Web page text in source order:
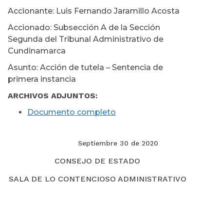
Accionante: Luis Fernando Jaramillo Acosta
Accionado: Subsección A de la Sección
Segunda del Tribunal Administrativo de
Cundinamarca
Asunto: Acción de tutela – Sentencia de
primera instancia
ARCHIVOS ADJUNTOS:
Documento completo
Septiembre 30 de 2020
CONSEJO DE ESTADO
SALA DE LO CONTENCIOSO ADMINISTRATIVO